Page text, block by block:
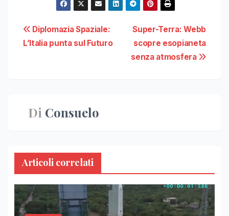
Navigazione
articoli
Super-Terra: Webb
scopre esopianeta
senza atmosfera
Diplomazia Spaziale:
L’Italia punta sul Futuro
Di Consuelo
Articoli correlati